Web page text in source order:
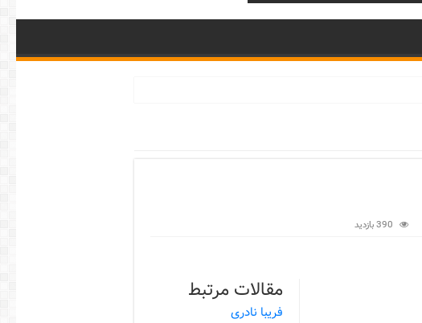
390 بازدید
مقالات مرتبط
فریبا نادری